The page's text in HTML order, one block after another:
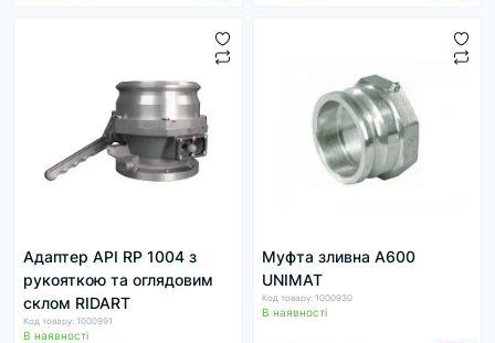
Адаптер API RP 1004 з
рукояткою та оглядовим
склом RIDART
Код товару: 1000991
В наявності
Муфта зливна A600
UNIMAT
Код товару: 1000930
В наявності